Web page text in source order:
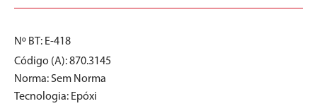
Nº BT: E-418
Código (A): 870.3145
Norma:Sem Norma
Tecnologia: Epóxi